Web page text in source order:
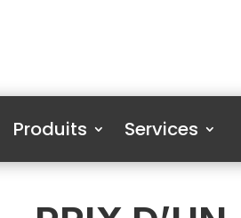
Produits Services